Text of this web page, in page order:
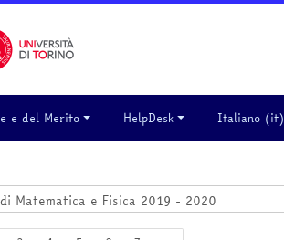
e del Merito HelpDesk Italiano ‎(it)‎